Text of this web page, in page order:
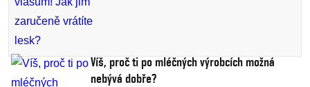
Víš, proč ti po mléčných výrobcích možná
nebývá dobře?